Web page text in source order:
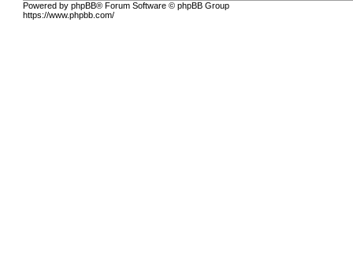
Powered by phpBB® Forum Software © phpBB Group
https://www.phpbb.com/